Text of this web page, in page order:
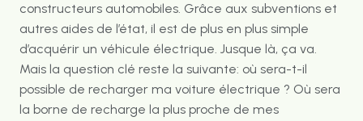
constructeurs automobiles. Grâce aux subventions et
autres aides de l’état, il est de plus en plus simple
d’acquérir un véhicule électrique. Jusque là, ça va.
Mais la question clé reste la suivante: où sera-t-il
possible de recharger ma voiture électrique ? Où sera
la borne de recharge la plus proche de mes